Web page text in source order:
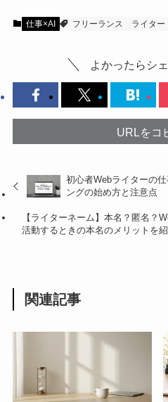
仕事×AI フリーランス ライター
よかったらシ
URLをコ
初心者Webライターの
ングの始め方と注意点
【ライターネーム】本名？匿名？
活動するときの本名のメリットを
関連記事